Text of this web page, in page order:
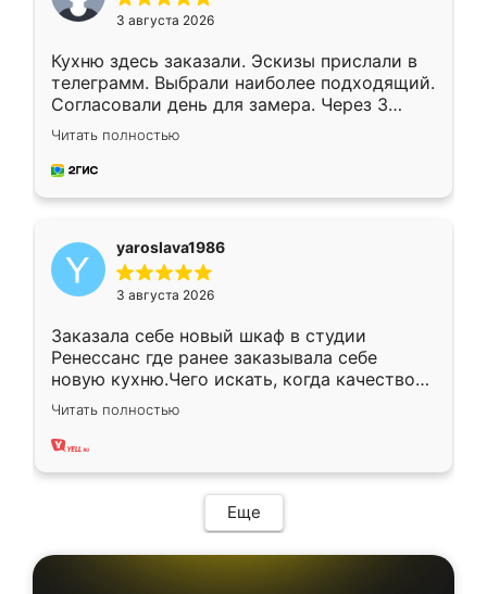
3 августа 2026
Кухню здесь заказали. Эскизы прислали в
телеграмм. Выбрали наиболее подходящий.
Согласовали день для замера. Через 3
недели кухня была уже готова. Остались
довольны работой. Спасибо Ренессанс
мебель за качественную работу!
Читать полностью
yaroslava1986
3 августа 2026
Заказала себе новый шкаф в студии
Ренессанс где ранее заказывала себе
новую кухню.Чего искать, когда качеством
вполне довольна. Служит кухня уже почти
два года, нареканий нет.
Читать полностью
Еще